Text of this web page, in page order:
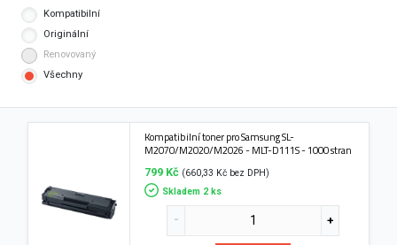
Kompatibilní
Originální
Renovovaný
Všechny
Kompatibilní toner pro Samsung SL-
M2070/M2020/M2026 - MLT-D111S - 1000 stran
799 Kč (660,33 Kč bez DPH)
Skladem 2 ks